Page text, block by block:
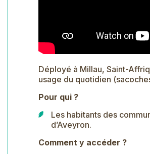
Déployé à Millau, Saint-
usage du quotidien
Pour qui ?
Les habitants des
d’Aveyron.
Comment y accéder ?